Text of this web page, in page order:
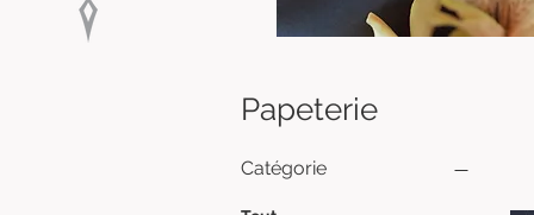
Papeterie
Catégorie